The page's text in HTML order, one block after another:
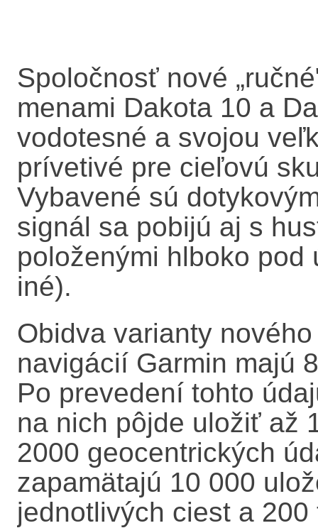
Spoločnosť nové
menami Dakota 10 a
vodotesné a svojou
prívetivé pre cieľovú
Vybavené sú
signál sa pobijú aj s
položenými hlboko pod
iné).
Obidva varianty
navigácií Garmin majú
Po prevedení tohto
na nich pôjde uložiť až
2000 geocentrických
zapamätajú 10 000
jednotlivých ciest a 200